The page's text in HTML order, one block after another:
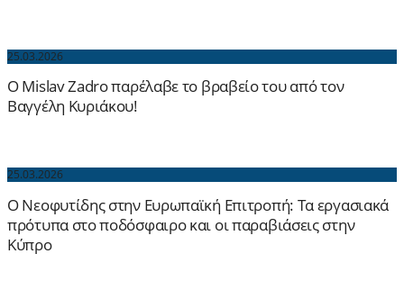
25.03.2026
Ο Mislav Zadro παρέλαβε το βραβείο του από τον
Βαγγέλη Κυριάκου!
25.03.2026
Ο Νεοφυτίδης στην Ευρωπαϊκή Επιτροπή: Τα εργασιακά
πρότυπα στο ποδόσφαιρο και οι παραβιάσεις στην
Κύπρο